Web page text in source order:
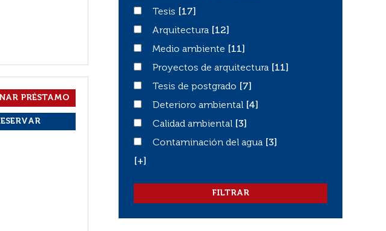
TesisTesis
[17]
Arquitectura
Arquitectura
[12]
Medio ambiente
Medio ambiente
[11]
Proyectos de arquitectura
Proyectos de arquitectura
[11]
Tesis de postgrado
Tesis de postgrado
[7]
Deterioro ambiental
Deterioro ambiental
[4]
Calidad ambiental
Calidad ambiental
[3]
Contaminación del agua
Contaminación del agua
[3]
[+]